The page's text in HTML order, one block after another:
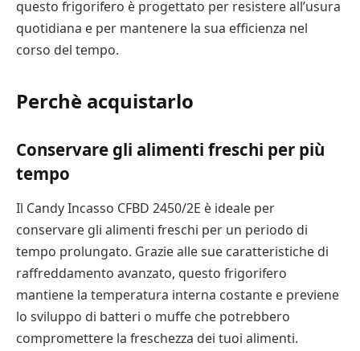
questo frigorifero è progettato per resistere all’usura
quotidiana e per mantenere la sua efficienza nel
corso del tempo.
Perchè acquistarlo
Conservare gli alimenti freschi per più
tempo
Il Candy Incasso CFBD 2450/2E è ideale per
conservare gli alimenti freschi per un periodo di
tempo prolungato. Grazie alle sue caratteristiche di
raffreddamento avanzato, questo frigorifero
mantiene la temperatura interna costante e previene
lo sviluppo di batteri o muffe che potrebbero
compromettere la freschezza dei tuoi alimenti.